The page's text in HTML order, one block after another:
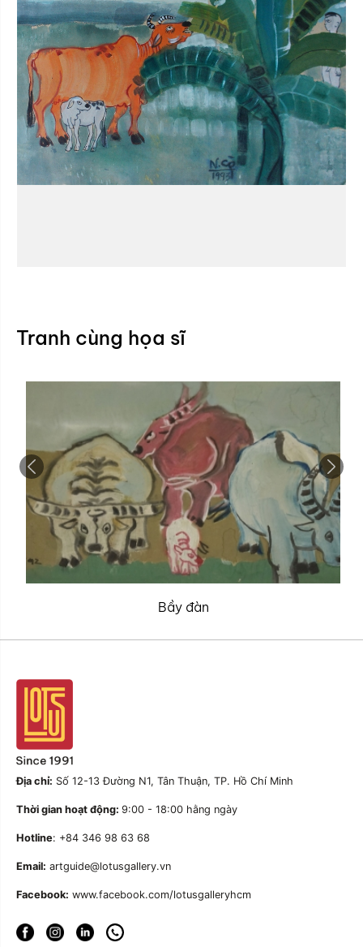
Tranh cùng họa sĩ
Bầy đàn
Địa chỉ: Số 12-13 Đường N1, Tân Thuận, TP. Hồ Chí Minh
Thời gian hoạt động: 9:00 - 18:00 hằng ngày
Hotline: +84 346 98 63 68
Email: artguide@lotusgallery.vn
Facebook: www.facebook.com/lotusgalleryhcm